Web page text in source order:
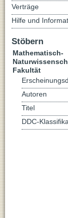
Verträge
Hilfe und
Stöbern
Mathematisch-
Fakultät
Autoren
Titel
DDC-